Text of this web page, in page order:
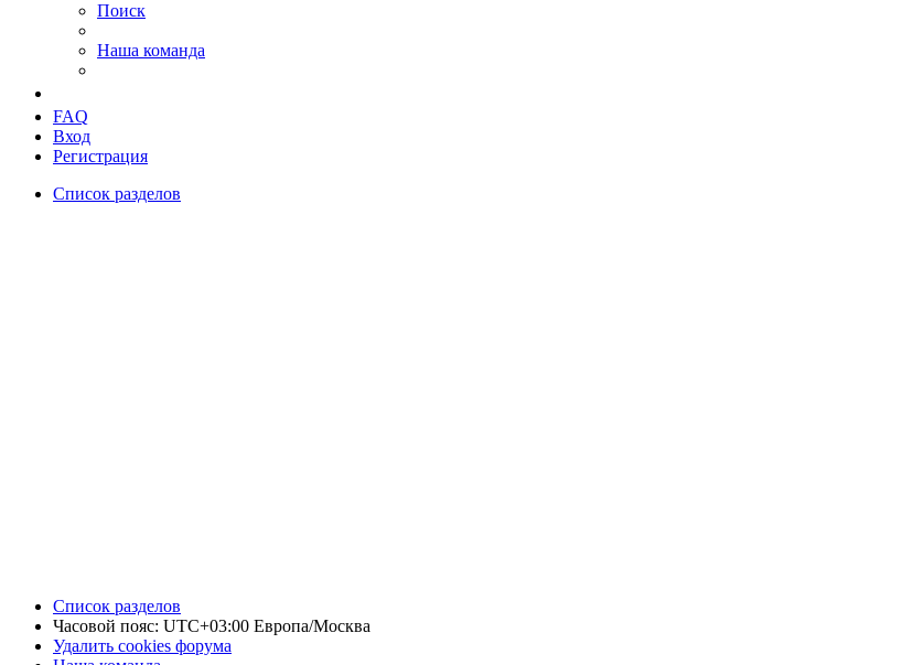
Поиск
Наша команда
FAQ
Вход
Регистрация
Список разделов
Список разделов
Часовой пояс: UTC+03:00 Европа/Москва
Удалить cookies форума